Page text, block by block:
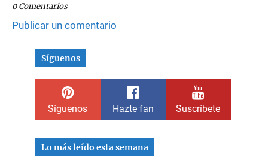
0 Comentarios
Publicar un comentario
Síguenos
Síguenos Hazte fan Suscríbete
Lo más leído esta semana